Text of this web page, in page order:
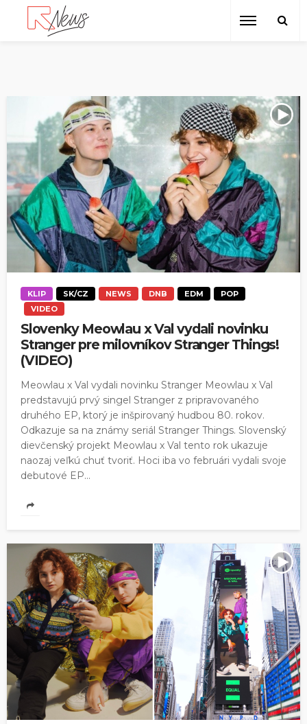
KLIP SK/CZ NEWS DNB EDM
POP
VIDEO
Slovenky Meowlau x Val vydali novinku
Stranger pre milovníkov Stranger Things!
(VIDEO)
Meowlau x Val vydali novinku Stranger Meowlau x Val
predstavujú prvý singel Stranger z pripravovaného
druhého EP, ktorý je inšpirovaný hudbou 80. rokov.
Odkazuje sa na známy seriál Stranger Things. Slovenský
dievčenský projekt Meowlau x Val tento rok ukazuje
naozaj veľkú chuť tvoriť. Hoci iba vo februári vydali svoje
debutové EP...